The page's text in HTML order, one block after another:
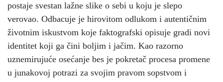
postaje svestan lažne slike o sebi u koju je slepo
verovao. Odbacuje je hirovitom odlukom i autentičnim
životnim iskustvom koje faktografski opisuje gradi novi
identitet koji ga čini boljim i jačim. Kao razorno
uznemirujuće osećanje bes je pokretač procesa promene
u junakovoj potrazi za svojim pravom sopstvom i